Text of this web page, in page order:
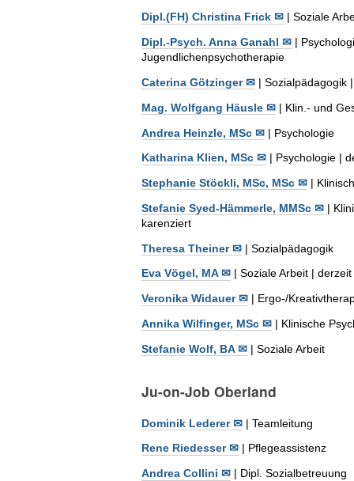
Dipl.(FH) Christina Frick ✉| Soziale
Dipl.-Psych. Anna Ganahl ✉|
Jugendlichenpsychotherapie
Caterina Götzinger ✉| Sozialpädagogik
Mag. Wolfgang Häusle ✉| Klin.- und
Andrea Heinzle, MSc ✉| Psychologie
Katharina Klien, MSc ✉| Psychologie |
Stephanie Stöckli, MSc, MSc ✉|
Stefanie Syed-Hämmerle, MMSc ✉|
karenziert
Theresa Theiner ✉| Sozialpädagogik
Eva Vögel, MA ✉| Soziale Arbeit |
Veronika Widauer ✉| Ergo-/
Annika Wilfinger, MSc ✉| Klinische
Stefanie Wolf, BA ✉| Soziale Arbeit
Ju-on-Job Oberland
Dominik Lederer ✉| Teamleitung
Rene Riedesser ✉| Pflegeassistenz
Andrea Collini ✉| Dipl. Sozialbetreuung